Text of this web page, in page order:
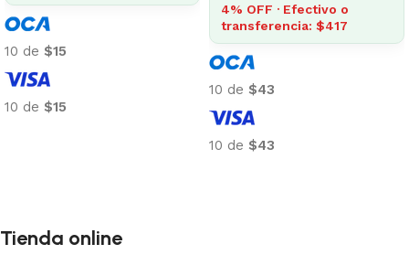
10 de $15
10 de $15
4% OFF · Efectivo o
transferencia: $417
10 de $43
10 de $43
Tienda online